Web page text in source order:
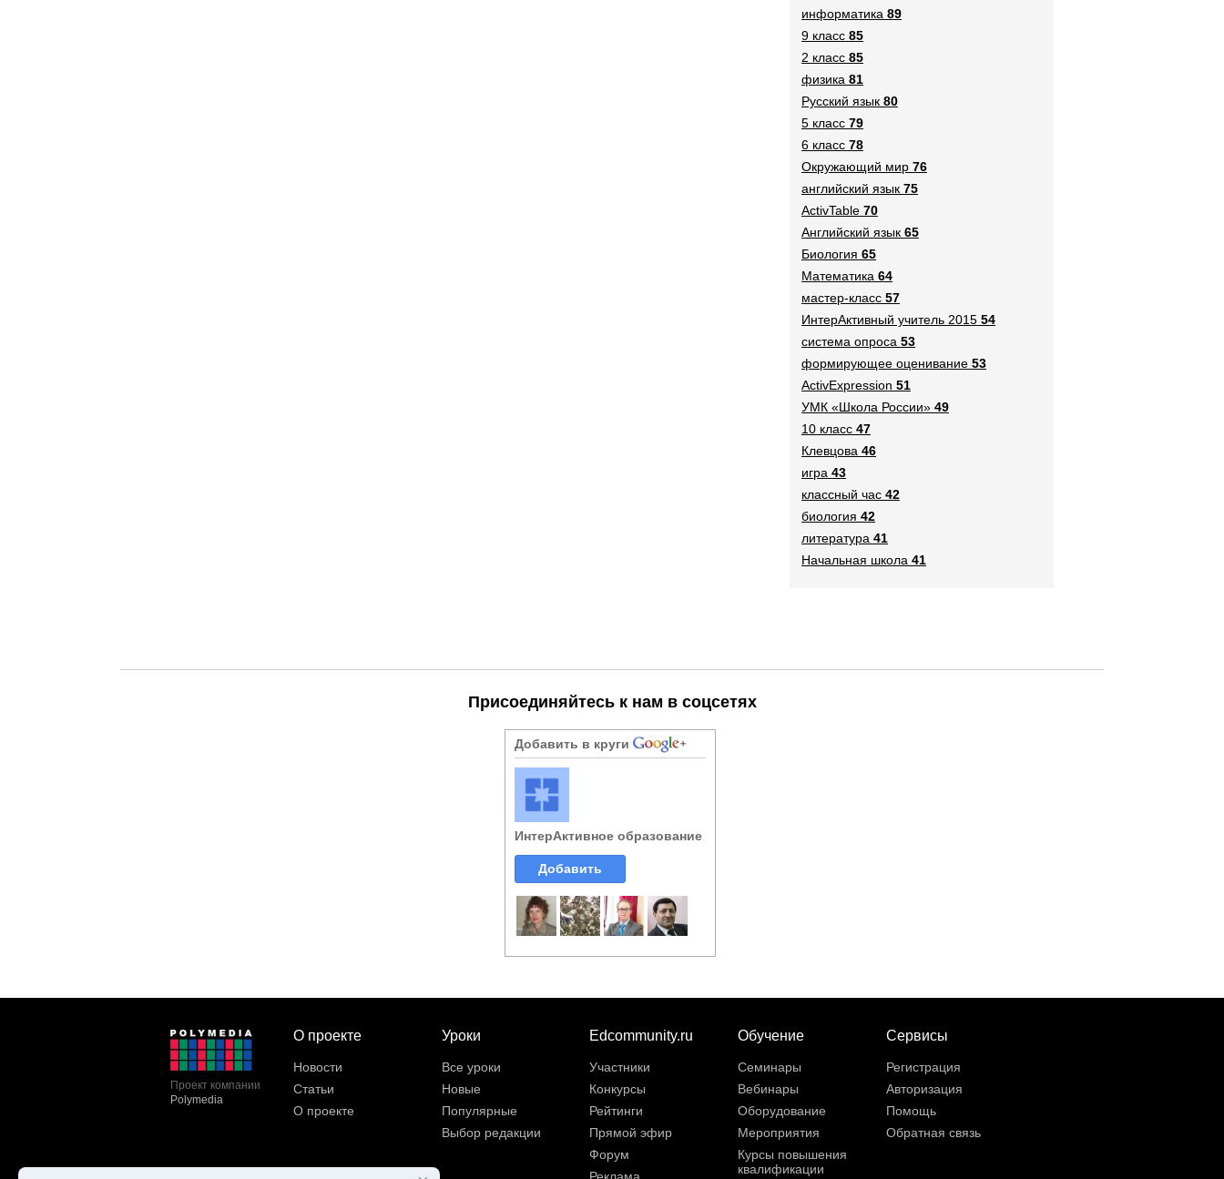
информатика 89
9 класс 85
2 класс 85
физика 81
Русский язык 80
5 класс 79
6 класс 78
Окружающий мир 76
английский язык 75
ActivTable 70
Английский язык 65
Биология 65
Математика 64
мастер-класс 57
ИнтерАктивный учитель 2015 54
система опроса 53
формирующее оценивание 53
ActivExpression 51
УМК «Школа России» 49
10 класс 47
Клевцова 46
игра 43
классный час 42
биология 42
литература 41
Начальная школа 41
Присоединяйтесь к нам в соцсетях
Добавить в круги
ИнтерАктивное образование
Добавить
Проект компании
Polymedia
О проекте
Новости
Статьи
О проекте
Уроки
Все уроки
Новые
Популярные
Выбор редакции
Edcommunity.ru
Участники
Конкурсы
Рейтинги
Прямой эфир
Форум
Реклама
Обучение
Семинары
Вебинары
Оборудование
Мероприятия
Курсы повышения
квалификации
Сервисы
Регистрация
Авторизация
Помощь
Обратная связь